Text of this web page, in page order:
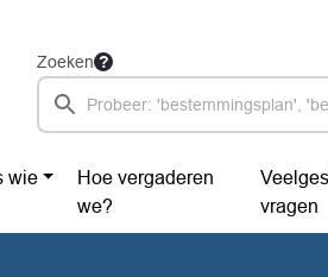
Zoeken
wie
Hoe vergaderen
we?
vragen